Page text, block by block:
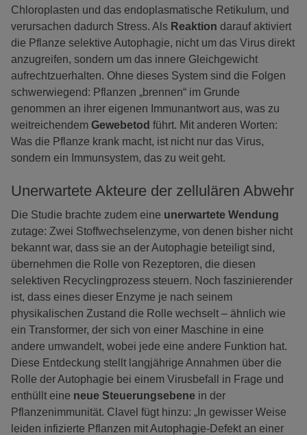
Chloroplasten und das endoplasmatische Retikulum, und
verursachen dadurch Stress. Als Reaktion darauf aktiviert
die Pflanze selektive Autophagie, nicht um das Virus direkt
anzugreifen, sondern um das innere Gleichgewicht
aufrechtzuerhalten. Ohne dieses System sind die Folgen
schwerwiegend: Pflanzen „brennen“ im Grunde
genommen an ihrer eigenen Immunantwort aus, was zu
weitreichendem Gewebetod führt. Mit anderen Worten:
Was die Pflanze krank macht, ist nicht nur das Virus,
sondern ein Immunsystem, das zu weit geht.
Unerwartete Akteure der zellulären Abwehr
Die Studie brachte zudem eine unerwartete Wendung
zutage: Zwei Stoffwechselenzyme, von denen bisher nicht
bekannt war, dass sie an der Autophagie beteiligt sind,
übernehmen die Rolle von Rezeptoren, die diesen
selektiven Recyclingprozess steuern. Noch faszinierender
ist, dass eines dieser Enzyme je nach seinem
physikalischen Zustand die Rolle wechselt – ähnlich wie
ein Transformer, der sich von einer Maschine in eine
andere umwandelt, wobei jede eine andere Funktion hat.
Diese Entdeckung stellt langjährige Annahmen über die
Rolle der Autophagie bei einem Virusbefall in Frage und
enthüllt eine neue Steuerungsebene in der
Pflanzenimmunität. Clavel fügt hinzu: „In gewisser Weise
leiden infizierte Pflanzen mit Autophagie-Defekt an einer